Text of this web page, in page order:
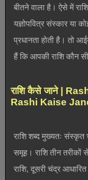
बीतने वाला है। ऐसे में
यज्ञोपवित्र संस्कार या
प्रधानता होती है। तो
हैं कि आपकी राशि कौन
राशि कैसे जाने |
Rashi Kaise
राशि शब्द मुख्यतः संस्कृत
समूह। राशि तीन तरीकों
राशि, दूसरी चंद्र